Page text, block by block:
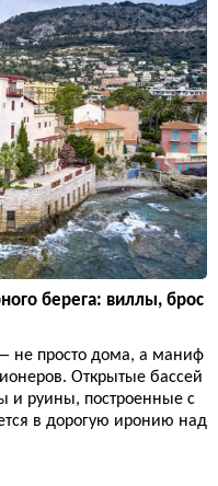
берега: виллы, брос
не просто дома, а маниф
Открытые бассей
и руины, построенные с
в дорогую иронию над